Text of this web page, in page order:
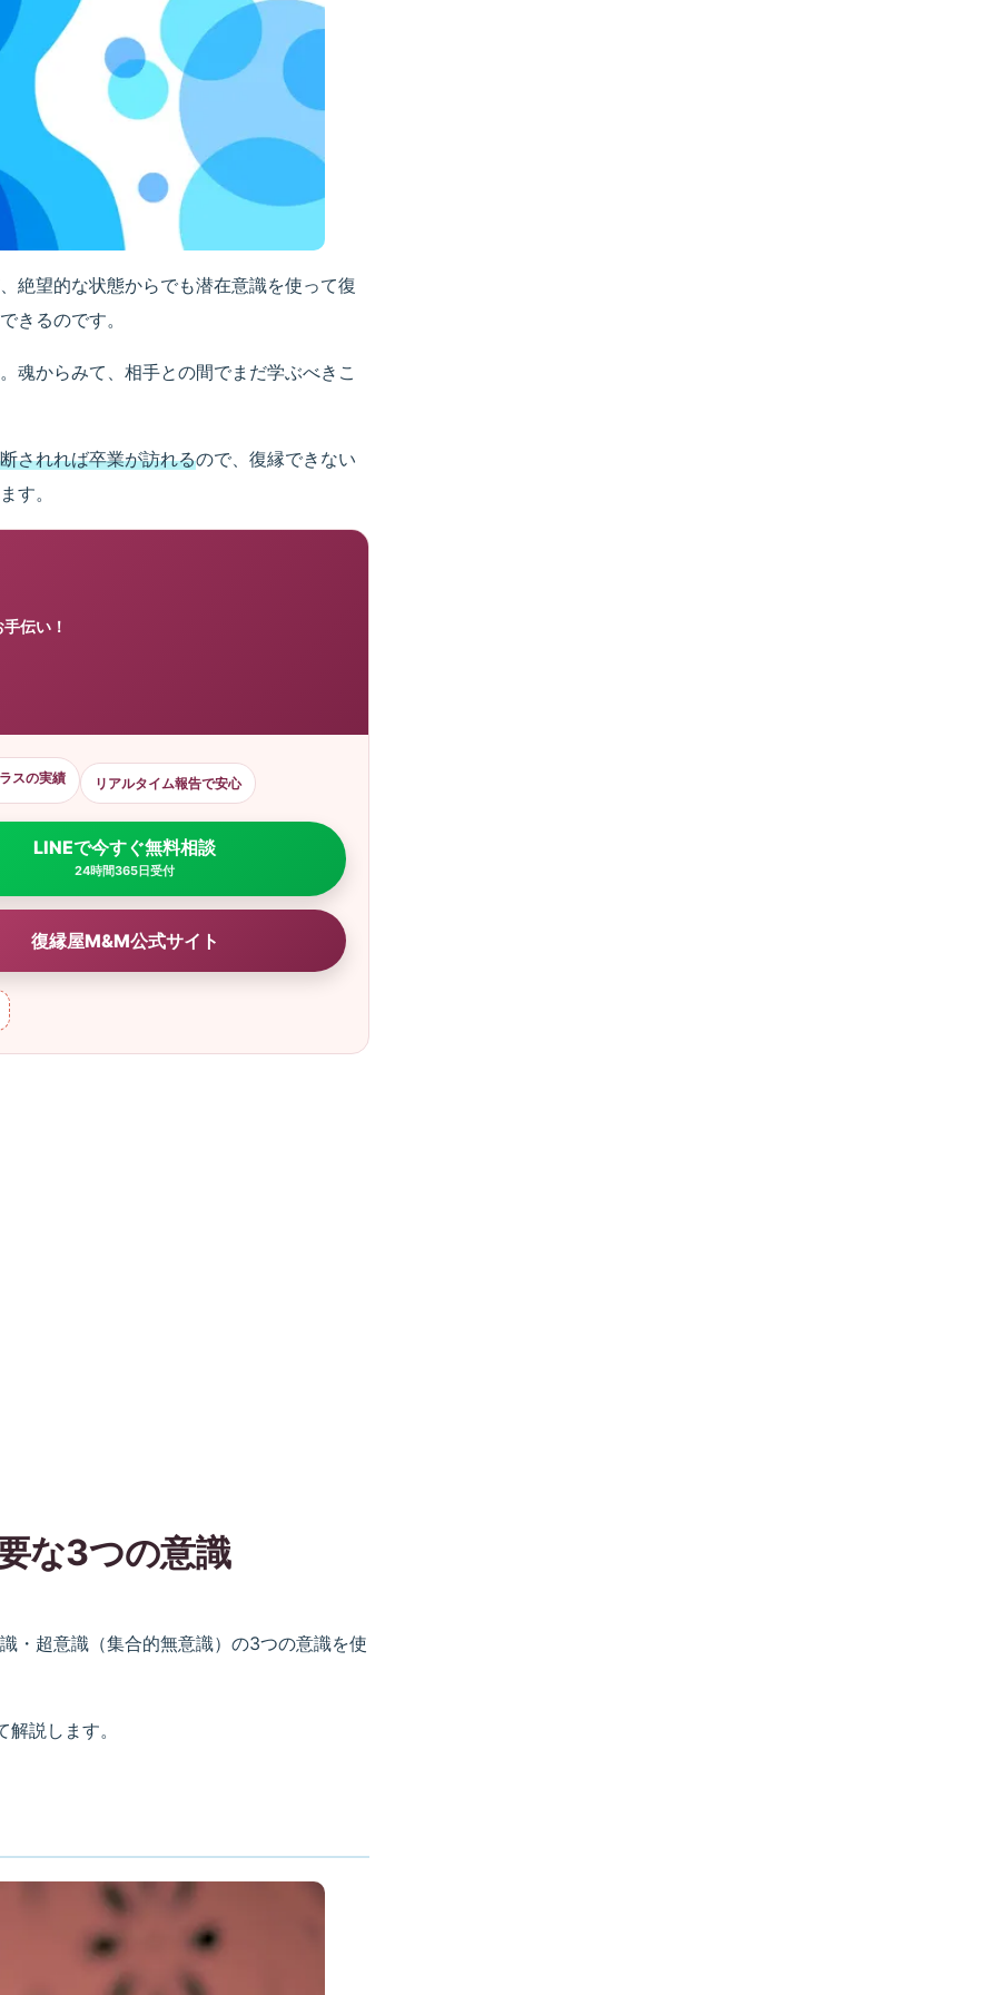
絶望的な状態からでも潜在意識を使って復
きるのです。
。魂からみて、相手との間でまだ学ぶべきこ
されれば卒業が訪れるので、復縁できない
す。
伝い！
スの実績 リアルタイム報告で安心
LINEで今すぐ無料相談
24時間365日受付
復縁屋M&M公式サイト
な3つの意識
・超意識（集合的無意識）の3つの意識を使
説します。